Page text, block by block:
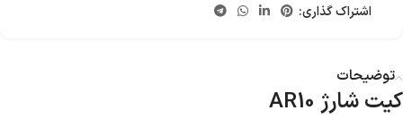
اشتراک گذاری:
توضیحات
کیت شارژ AR10